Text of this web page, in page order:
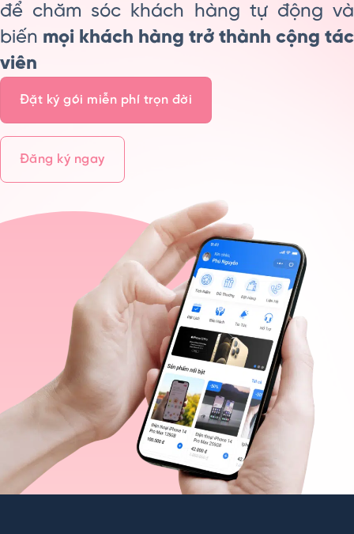
để chăm sóc khách hàng tự động và
biến mọi khách hàng trở thành cộng tác
viên
Đặt ký gói miễn phí trọn đời
Đăng ký ngay